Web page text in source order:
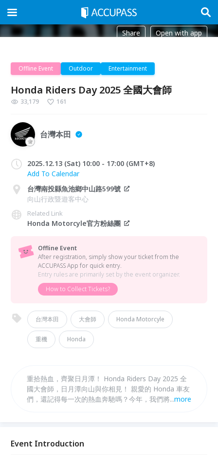
Share Open with app
Offline Event Outdoor Entertainment
Honda Riders Day 2025 全國大會師
33,179 161
台灣本田
2025.12.13 (Sat) 10:00 - 17:00 (GMT+8)
Add To Calendar
台灣南投縣魚池鄉中山路599號
向山行政暨遊客中心
Related Link
Honda Motorcyle官方粉絲團
Offline Event
After registration, simply show your ticket from the
ACCUPASS App for quick entry.
Entry rules are primarily set by the event organizer.
How to Collect Tickets?
台灣本田 大會師 Honda Motorcyle
重機 Honda
重拾熱血，齊聚日月潭！ Honda Riders Day 2025 全
國大會師，日月潭向山與你相見！ 親愛的 Honda 車友
們，還記得每一次的熱血奔馳嗎？今年，我們將這份感
現場還規劃了多元豐富的攤位與互動體驗，讓你與愛車
...more
Event Introduction